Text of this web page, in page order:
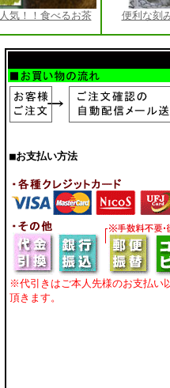
人気！！食べるお茶 便利な刻
■お支払い方法
※代引きはご本人先様のお支払い
頂きます。